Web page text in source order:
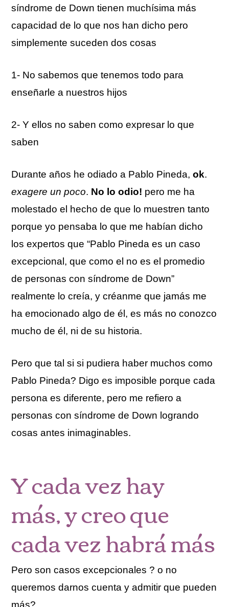
síndrome de Down tienen muchísima más
capacidad de lo que nos han dicho pero
simplemente suceden dos cosas
1- No sabemos que tenemos todo para
enseñarle a nuestros hijos
2- Y ellos no saben como expresar lo que
saben
Durante años he odiado a Pablo Pineda,ok.
exagere un poco. No lo odio! pero me ha
molestado el hecho de que lo muestren tanto
porque yo pensaba lo que me habían dicho
los expertos que “Pablo Pineda es un caso
excepcional, que como el no es el promedio
de personas con síndrome de Down”
realmente lo creía, y créanme que jamás me
ha emocionado algo de él, es más no conozco
mucho de él, ni de su historia.
Pero que tal si si pudiera haber muchos como
Pablo Pineda? Digo es imposible porque cada
persona es diferente, pero me refiero a
personas con síndrome de Down logrando
cosas antes inimaginables.
Y cada vez hay
más, y creo que
cada vez habrá más
Pero son casos excepcionales ? o no
queremos darnos cuenta y admitir que pueden
más?